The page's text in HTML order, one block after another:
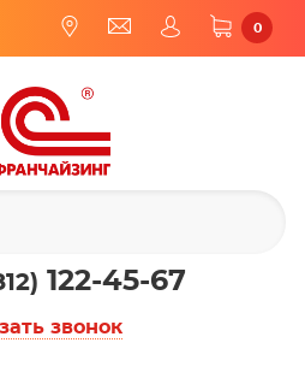
0
122-45-67
звонок